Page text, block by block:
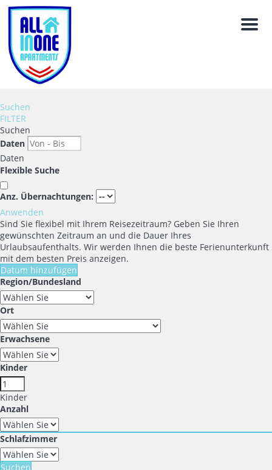
Menu
Suchen
FILTER
Suchen
Daten
Daten
Flexible Suche
Anz. Übernachtungen:
Anwenden
Sind Sie flexibel mit Ihrem Reisezeitraum? Geben Sie Ihren
gewünschten Zeitraum an und die Dauer Ihres
Urlaubsaufenthalts. Wir werden Ihnen die beste Ferienunterkunft
mit dem besten Preis anzeigen.
Datum hinzufügen
Region/Bundesland
Ort
Erwachsene
Kinder
Kinder
Anzahl
Schlafzimmer
Suchen